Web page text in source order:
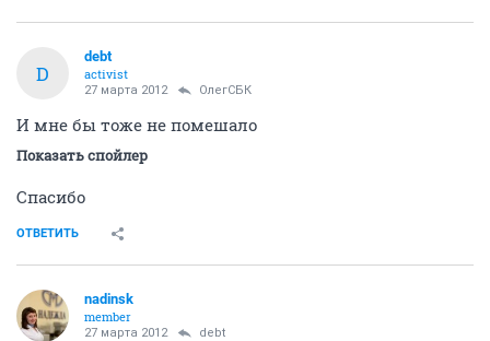
D
debt
activist
27 марта 2012 ОлегСБК
И мне бы тоже не помешало
Показать спойлер
Спасибо
ОТВЕТИТЬ
nadinsk
member
27 марта 2012 debt